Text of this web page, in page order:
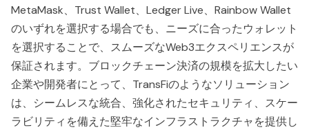
MetaMask、Trust Wallet、Ledger Live、Rainbow Wallet
のいずれを選択する場合でも、ニーズに合ったウォレット
を選択することで、スムーズなWeb3エクスペリエンスが
保証されます。ブロックチェーン決済の規模を拡大したい
企業や開発者にとって、TransFiのようなソリューション
は、シームレスな統合、強化されたセキュリティ、スケー
ラビリティを備えた堅牢なインフラストラクチャを提供し